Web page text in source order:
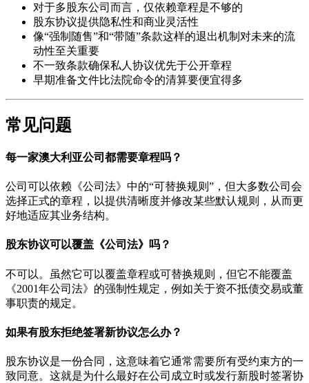
对于多股东公司而言，仅依赖章程是不够的
股东协议提供隐私性和商业灵活性
像“强制随售”和“带随”条款这样的退出机制对未来的流
动性至关重要
不一致条款确保私人协议优先于公开章程
早期准备文件比法院命令的清算要便宜得多
常见问题
每一家澳大利亚公司都需要章程吗？
公司可以依赖《公司法》中的“可替换规则”，但大多数公司会
选择正式的章程，以提供清晰度并修改某些默认规则，从而更
好地适应其业务结构。
股东协议可以覆盖《公司法》吗？
不可以。虽然它可以覆盖章程或可替换规则，但它不能覆盖
《2001年公司法》的强制性规定，例如关于资不抵债交易或董
事职责的规定。
如果有股东拒绝签署新协议怎么办？
股东协议是一份合同，这意味着它通常需要所有受约束方的一
致同意。这就是为什么最好在公司成立时或发行新股时签署协